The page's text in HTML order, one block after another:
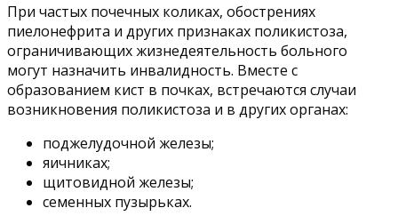
При частых почечных коликах, обострениях
пиелонефрита и других признаках поликистоза,
ограничивающих жизнедеятельность больного
могут назначить инвалидность. Вместе с
образованием кист в почках, встречаются случаи
возникновения поликистоза и в других органах:
поджелудочной железы;
яичниках;
щитовидной железы;
семенных пузырьках.